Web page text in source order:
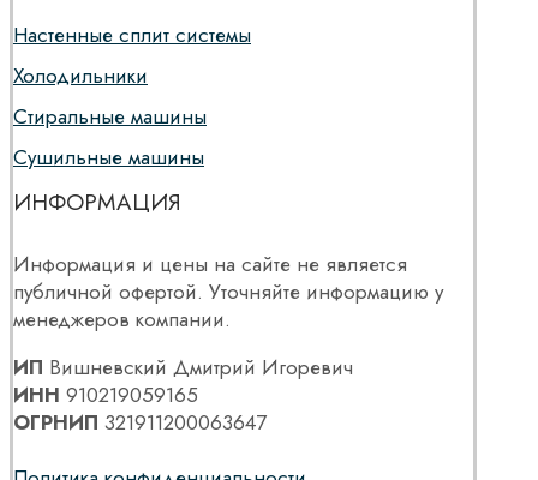
Настенные сплит системы
Холодильники
Стиральные машины
Сушильные машины
ИНФОРМАЦИЯ
Информация и цены на сайте не является
публичной офертой. Уточняйте информацию у
менеджеров компании.
ИП Вишневский Дмитрий Игоревич
ИНН 910219059165
ОГРНИП 321911200063647